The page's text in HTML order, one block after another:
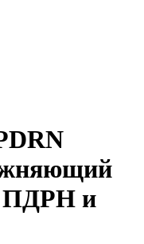
ПДРН и